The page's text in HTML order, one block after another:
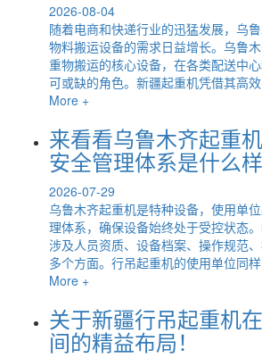
2026-08-04
随着电商和快递行业的迅猛发展，乌
物料搬运设备的需求日益增长。乌鲁
重物搬运的核心设备，在各类配送中
可或缺的角色。新疆起重机凭借其高
More +
来看看乌鲁木齐起重
安全管理体系是什么样
2026-07-29
乌鲁木齐起重机是特种设备，使用单
理体系，确保设备始终处于受控状态
涉及人员资质、设备档案、操作规范
多个方面。行吊起重机的使用单位同
More +
关于新疆行吊起重机
间的精益布局！